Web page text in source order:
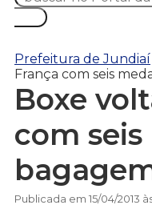
Prefeitura de Jundiaí
França com seis
Boxe
com
Publicada em 15/04/2013 às